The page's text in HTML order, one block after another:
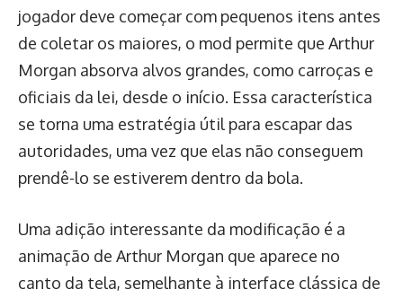
jogador deve começar com pequenos itens antes
de coletar os maiores, o mod permite que Arthur
Morgan absorva alvos grandes, como carroças e
oficiais da lei, desde o início. Essa característica
se torna uma estratégia útil para escapar das
autoridades, uma vez que elas não conseguem
prendê-lo se estiverem dentro da bola.
Uma adição interessante da modificação é a
animação de Arthur Morgan que aparece no
canto da tela, semelhante à interface clássica de